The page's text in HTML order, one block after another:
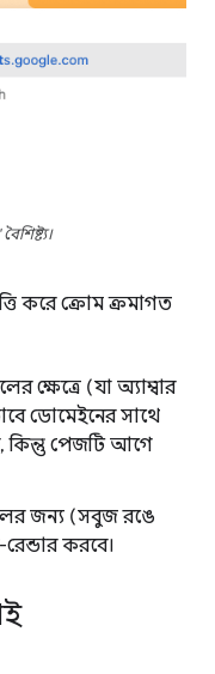
করে ক্রোম ক্রমাগত
ক্ষেত্রে (যা অ্যাম্বার
ডোমেইনের সাথে
কিন্তু পেজটি আগে
জন্য (সবুজ রঙে
করবে।